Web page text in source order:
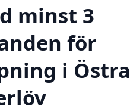
minst 3
för
i Östra